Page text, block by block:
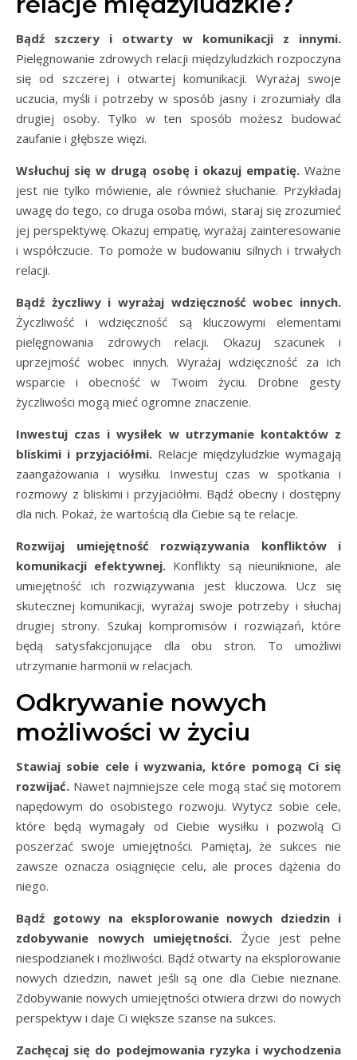
Bądź szczery i otwarty w komunikacji z innymi.
Pielęgnowanie zdrowych relacji międzyludzkich rozpoczyna
się od szczerej i otwartej komunikacji. Wyrażaj swoje
uczucia, myśli i potrzeby w sposób jasny i zrozumiały dla
drugiej osoby. Tylko w ten sposób możesz budować
zaufanie i głębsze więzi.
Wsłuchuj się w drugą osobę i okazuj empatię.Ważne
jest nie tylko mówienie, ale również słuchanie. Przykładaj
uwagę do tego, co druga osoba mówi, staraj się zrozumieć
jej perspektywę. Okazuj empatię, wyrażaj zainteresowanie
i współczucie. To pomoże w budowaniu silnych i trwałych
relacji.
Bądź życzliwy i wyrażaj wdzięczność wobec innych.
Życzliwość i wdzięczność są kluczowymi elementami
pielęgnowania zdrowych relacji. Okazuj szacunek i
uprzejmość wobec innych. Wyrażaj wdzięczność za ich
wsparcie i obecność w Twoim życiu. Drobne gesty
życzliwości mogą mieć ogromne znaczenie.
Inwestuj czas i wysiłek w utrzymanie kontaktów z
bliskimi i przyjaciółmi. Relacje międzyludzkie wymagają
zaangażowania i wysiłku. Inwestuj czas w spotkania i
rozmowy z bliskimi i przyjaciółmi. Bądź obecny i dostępny
dla nich. Pokaż, że wartością dla Ciebie są te relacje.
Rozwijaj umiejętność rozwiązywania konfliktów i
komunikacji efektywnej. Konflikty są nieuniknione, ale
umiejętność ich rozwiązywania jest kluczowa. Ucz się
skutecznej komunikacji, wyrażaj swoje potrzeby i słuchaj
drugiej strony. Szukaj kompromisów i rozwiązań, które
będą satysfakcjonujące dla obu stron. To umożliwi
utrzymanie harmonii w relacjach.
Odkrywanie nowych
możliwości w życiu
Stawiaj sobie cele i wyzwania, które pomogą Ci się
rozwijać. Nawet najmniejsze cele mogą stać się motorem
napędowym do osobistego rozwoju. Wytycz sobie cele,
które będą wymagały od Ciebie wysiłku i pozwolą Ci
poszerzać swoje umiejętności. Pamiętaj, że sukces nie
zawsze oznacza osiągnięcie celu, ale proces dążenia do
niego.
Bądź gotowy na eksplorowanie nowych dziedzin i
zdobywanie nowych umiejętności. Życie jest pełne
niespodzianek i możliwości. Bądź otwarty na eksplorowanie
nowych dziedzin, nawet jeśli są one dla Ciebie nieznane.
Zdobywanie nowych umiejętności otwiera drzwi do nowych
perspektyw i daje Ci większe szanse na sukces.
Zachęcaj się do podejmowania ryzyka i wychodzenia